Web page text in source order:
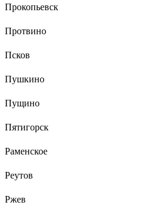
Прокопьевск
Протвино
Псков
Пушкино
Пущино
Пятигорск
Раменское
Реутов
Ржев